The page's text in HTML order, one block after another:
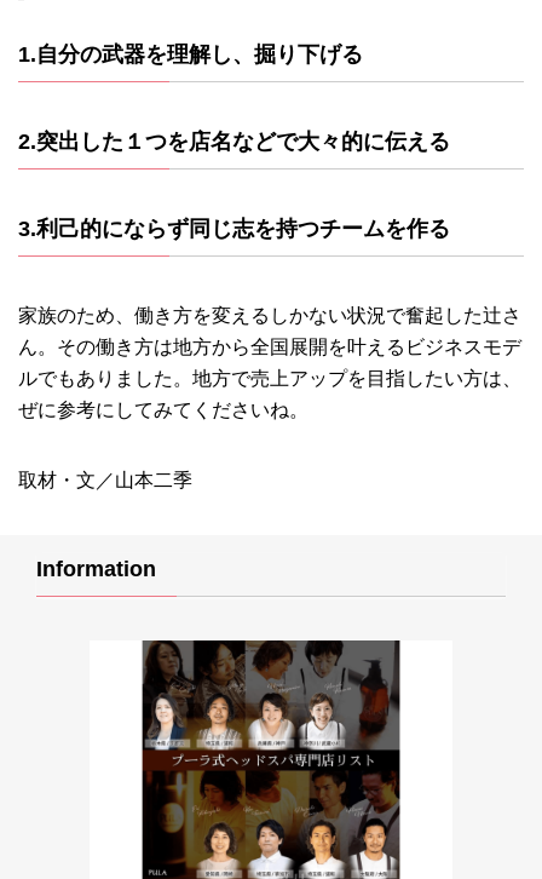
1.自分の武器を理解し、掘り下げる
2.突出した１つを店名などで大々的に伝える
3.利己的にならず同じ志を持つチームを作る
家族のため、働き方を変えるしかない状況で奮起した辻さ
ん。その働き方は地方から全国展開を叶えるビジネスモデ
ルでもありました。地方で売上アップを目指したい方は、
ぜに参考にしてみてくださいね。
取材・文／山本二季
Information